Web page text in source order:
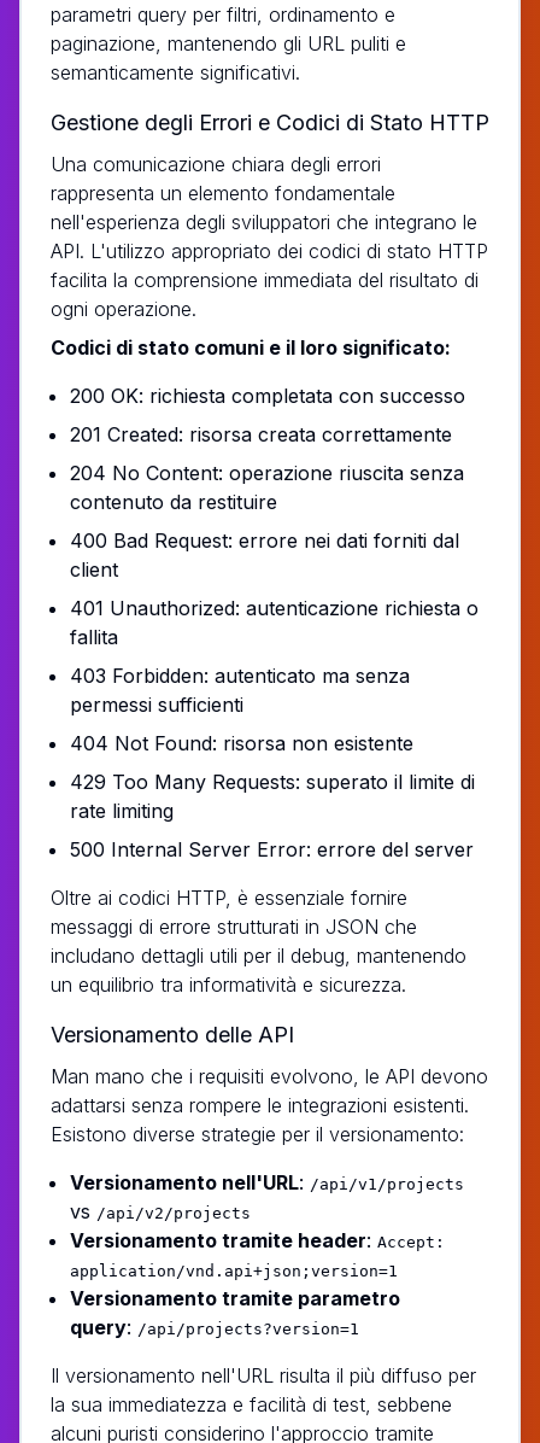
parametri query per filtri, ordinamento e
paginazione, mantenendo gli URL puliti e
semanticamente significativi.
Gestione degli Errori e Codici di Stato HTTP
Una comunicazione chiara degli errori
rappresenta un elemento fondamentale
nell'esperienza degli sviluppatori che integrano le
API. L'utilizzo appropriato dei codici di stato HTTP
facilita la comprensione immediata del risultato di
ogni operazione.
Codici di stato comuni e il loro significato:
200 OK: richiesta completata con successo
201 Created: risorsa creata correttamente
204 No Content: operazione riuscita senza
contenuto da restituire
400 Bad Request: errore nei dati forniti dal
client
401 Unauthorized: autenticazione richiesta o
fallita
403 Forbidden: autenticato ma senza
permessi sufficienti
404 Not Found: risorsa non esistente
429 Too Many Requests: superato il limite di
rate limiting
500 Internal Server Error: errore del server
Oltre ai codici HTTP, è essenziale fornire
messaggi di errore strutturati in JSON che
includano dettagli utili per il debug, mantenendo
un equilibrio tra informatività e sicurezza.
Versionamento delle API
Man mano che i requisiti evolvono, le API devono
adattarsi senza rompere le integrazioni esistenti.
Esistono diverse strategie per il versionamento:
Versionamento nell'URL: /api/v1/projects
vs /api/v2/projects
Versionamento tramite header: Accept:
application/vnd.api+json;version=1
Versionamento tramite parametro
query: /api/projects?version=1
Il versionamento nell'URL risulta il più diffuso per
la sua immediatezza e facilità di test, sebbene
alcuni puristi considerino l'approccio tramite